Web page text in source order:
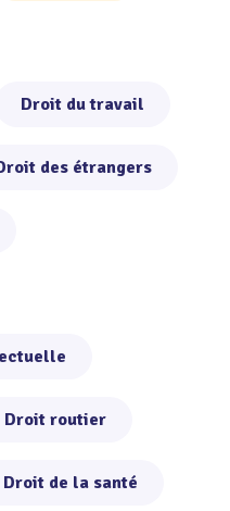
Droit du travail
des étrangers
Droit routier
Droit de la santé